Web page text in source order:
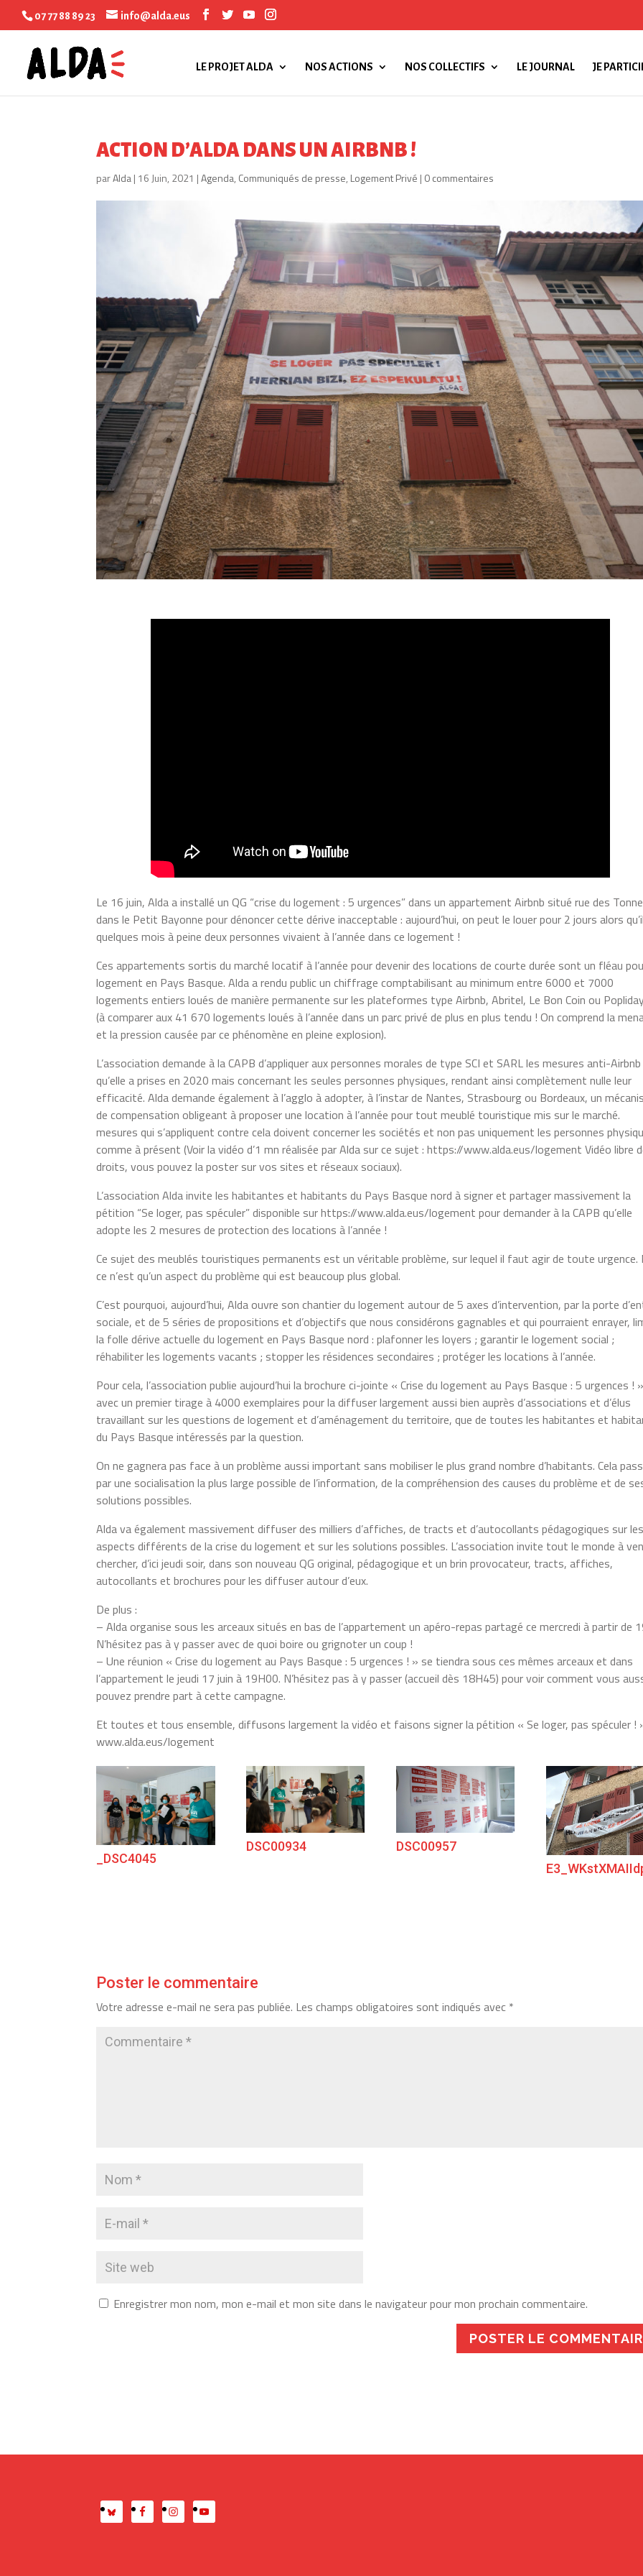
07 77 88 89 23 info@alda.eus
LE PROJET ALDA NOS ACTIONS NOS COLLECTIFS LE JOURNAL JE
ACTION D’ALDA DANS UN AIRBNB !
parAlda| 16 Juin, 2021 |Agenda, Communiqués de presse, Logement Privé | 0 commentaires
Le 16 juin, Alda a installé un QG “crise du logement : 5 urgences” dans un appartement Airbnb situé rue des
dans le Petit Bayonne pour dénoncer cette dérive inacceptable : aujourd’hui, on peut le louer pour 2 jours alors
quelques mois à peine deux personnes vivaient à l’année dans ce logement !
Ces appartements sortis du marché locatif à l’année pour devenir des locations de courte durée sont un fléau
logement en Pays Basque. Alda a rendu public un chiffrage comptabilisant au minimum entre 6000 et 7000
logements entiers loués de manière permanente sur les plateformes type Airbnb, Abritel, Le Bon Coin ou
(à comparer aux 41 670 logements loués à l’année dans un parc privé de plus en plus tendu ! On comprend la
et la pression causée par ce phénomène en pleine explosion).
L’association demande à la CAPB d’appliquer aux personnes morales de type SCI et SARL les mesures anti-Airbnb
qu’elle a prises en 2020 mais concernant les seules personnes physiques, rendant ainsi complètement nulle leur
efficacité. Alda demande également à l’agglo à adopter, à l’instar de Nantes, Strasbourg ou Bordeaux, un
de compensation obligeant à proposer une location à l’année pour tout meublé touristique mis sur le marché.
mesures qui s’appliquent contre cela doivent concerner les sociétés et non pas uniquement les personnes
comme à présent (Voir la vidéo d’1 mn réalisée par Alda sur ce sujet : https://www.alda.eus/logement Vidéo libre
droits, vous pouvez la poster sur vos sites et réseaux sociaux).
L’association Alda invite les habitantes et habitants du Pays Basque nord à signer et partager massivement la
pétition “Se loger, pas spéculer” disponible sur https://www.alda.eus/logement pour demander à la CAPB qu’elle
adopte les 2 mesures de protection des locations à l’année !
Ce sujet des meublés touristiques permanents est un véritable problème, sur lequel il faut agir de toute urgence.
ce n’est qu’un aspect du problème qui est beaucoup plus global.
C’est pourquoi, aujourd’hui, Alda ouvre son chantier du logement autour de 5 axes d’intervention, par la porte
sociale, et de 5 séries de propositions et d’objectifs que nous considérons gagnables et qui pourraient enrayer,
la folle dérive actuelle du logement en Pays Basque nord : plafonner les loyers ; garantir le logement social ;
réhabiliter les logements vacants ; stopper les résidences secondaires ; protéger les locations à l’année.
Pour cela, l’association publie aujourd’hui la brochure ci-jointe « Crise du logement au Pays Basque : 5 urgences ! »
avec un premier tirage à 4000 exemplaires pour la diffuser largement aussi bien auprès d’associations et d’élus
travaillant sur les questions de logement et d’aménagement du territoire, que de toutes les habitantes et
du Pays Basque intéressés par la question.
On ne gagnera pas face à un problème aussi important sans mobiliser le plus grand nombre d’habitants. Cela
par une socialisation la plus large possible de l’information, de la compréhension des causes du problème et de
solutions possibles.
Alda va également massivement diffuser des milliers d’affiches, de tracts et d’autocollants pédagogiques sur les
aspects différents de la crise du logement et sur les solutions possibles. L’association invite tout le monde à
chercher, d’ici jeudi soir, dans son nouveau QG original, pédagogique et un brin provocateur, tracts, affiches,
autocollants et brochures pour les diffuser autour d’eux.
De plus :
– Alda organise sous les arceaux situés en bas de l’appartement un apéro-repas partagé ce mercredi à partir de
N’hésitez pas à y passer avec de quoi boire ou grignoter un coup !
– Une réunion « Crise du logement au Pays Basque : 5 urgences ! » se tiendra sous ces mêmes arceaux et dans
l’appartement le jeudi 17 juin à 19H00. N’hésitez pas à y passer (accueil dès 18H45) pour voir comment vous
pouvez prendre part à cette campagne.
Et toutes et tous ensemble, diffusons largement la vidéo et faisons signer la pétition « Se loger, pas spéculer !
www.alda.eus/logement
_DSC4045
DSC00934
DSC00957
Poster le commentaire
Votre adresse e-mail ne sera pas publiée. Les champs obligatoires sont indiqués avec *
Enregistrer mon nom, mon e-mail et mon site dans le navigateur pour mon prochain commentaire.